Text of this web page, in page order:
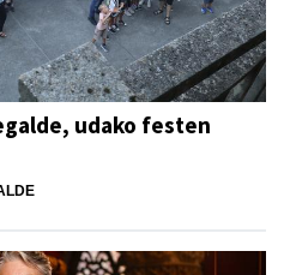
udako festen